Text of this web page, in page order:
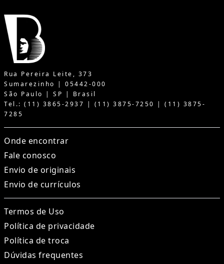
Rua Pereira Leite, 373
Sumarezinho | 05442-000
São Paulo | SP | Brasil
Tel.: (11) 3865-2937 | (11) 3875-7250 | (11) 3875-
7285
Onde encontrar
Fale conosco
Envio de originais
Envio de currículos
Termos de Uso
Política de privacidade
Política de troca
Dúvidas frequentes